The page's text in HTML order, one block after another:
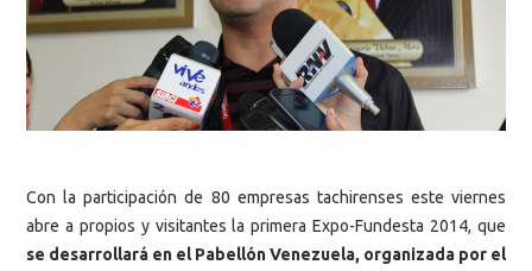
Con la participación de 80 empresas tachirenses este viernes
abre a propios y visitantes la primera Expo-Fundesta 2014, que
se desarrollará en el Pabellón Venezuela, organizada por el